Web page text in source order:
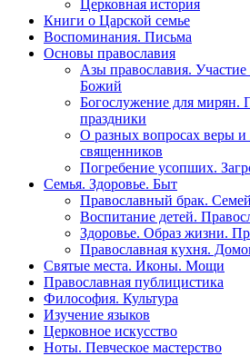
Церковная история
Книги о Царской семье
Воспоминания. Письма
Основы православия
Азы православия. Участие
Божий
Богослужение для мирян.
праздники
О разных вопросах веры
священников
Погребение усопших.
Семья. Здоровье. Быт
Православный брак.
Воспитание детей.
Здоровье. Образ жизни.
Православная кухня.
Святые места. Иконы. Мощи
Православная публицистика
Философия. Культура
Изучение языков
Церковное искусство
Ноты. Певческое мастерство